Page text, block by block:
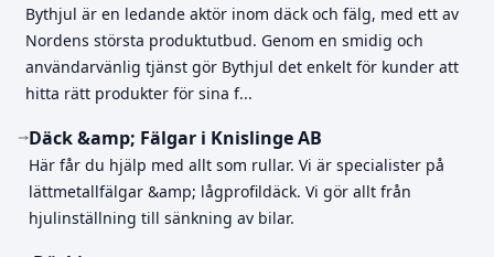
Bythjul är en ledande aktör inom däck och fälg, med ett av
Nordens största produktutbud. Genom en smidig och
användarvänlig tjänst gör Bythjul det enkelt för kunder att
hitta rätt produkter för sina f...
Däck &amp; Fälgar i Knislinge AB
Här får du hjälp med allt som rullar. Vi är specialister på
lättmetallfälgar &amp; lågprofildäck. Vi gör allt från
hjulinställning till sänkning av bilar.